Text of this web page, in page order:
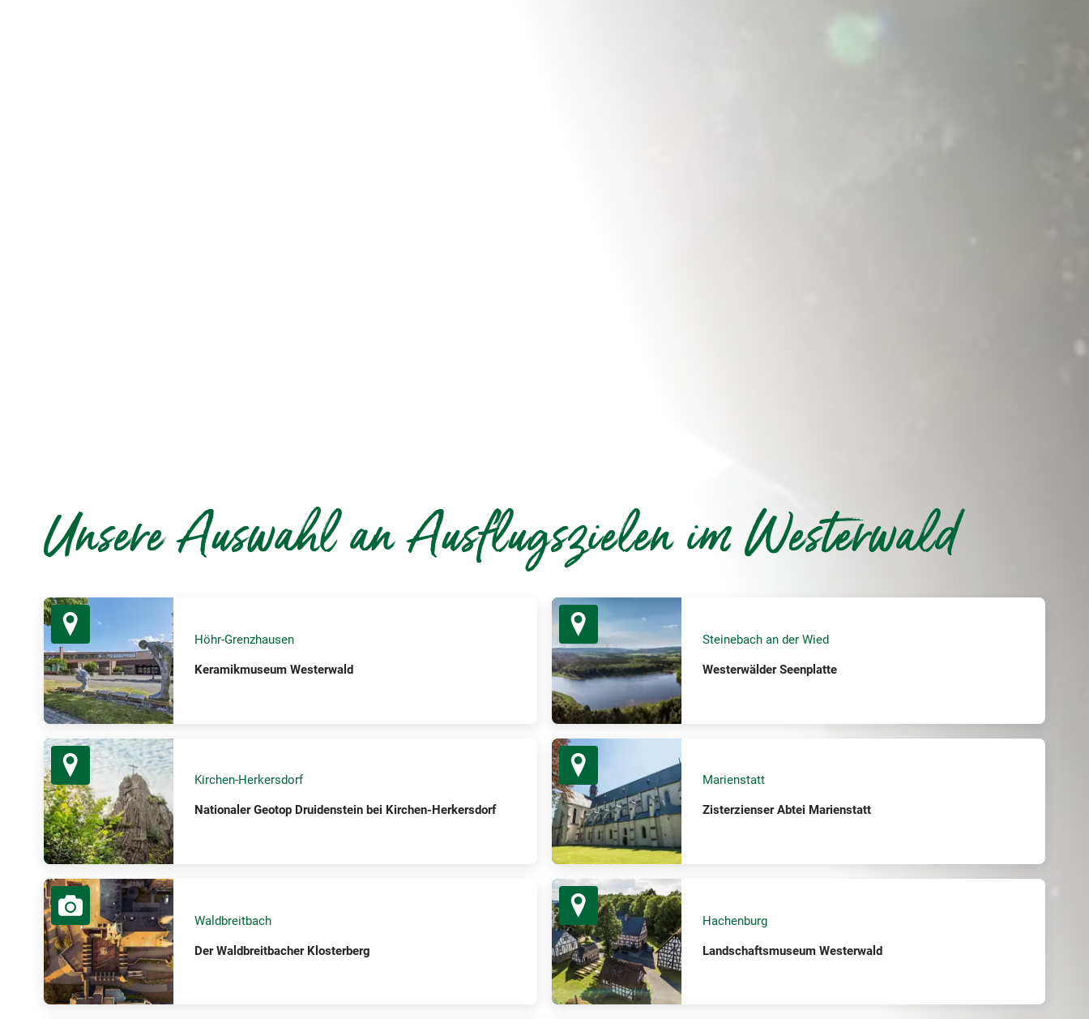
Unsere Auswahl an Ausflugszielen im Westerwald
Höhr-Grenzhausen
Keramikmuseum Westerwald
Steinebach an der Wied
Westerwälder Seenplatte
Kirchen-Herkersdorf
Nationaler Geotop Druidenstein bei Kirchen-Herkersdorf
Marienstatt
Zisterzienser Abtei Marienstatt
Waldbreitbach
Der Waldbreitbacher Klosterberg
Hachenburg
Landschaftsmuseum Westerwald